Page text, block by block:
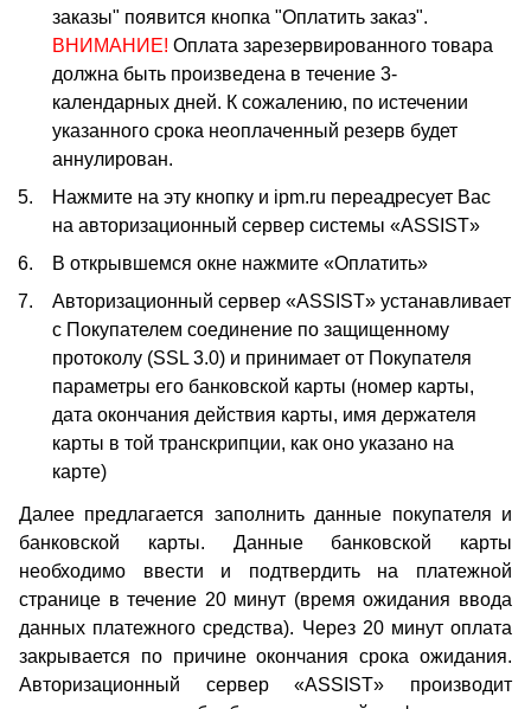
заказы" появится кнопка "Оплатить заказ".
ВНИМАНИЕ! Оплата зарезервированного товара
должна быть произведена в течение 3-
календарных дней. К сожалению, по истечении
указанного срока неоплаченный резерв будет
аннулирован.
Нажмите на эту кнопку и ipm.ru переадресует Вас
на авторизационный сервер системы «ASSIST»
В открывшемся окне нажмите «Оплатить»
Авторизационный сервер «ASSIST» устанавливает
с Покупателем соединение по защищенному
протоколу (SSL 3.0) и принимает от Покупателя
параметры его банковской карты (номер карты,
дата окончания действия карты, имя держателя
карты в той транскрипции, как оно указано на
карте)
Далее предлагается заполнить данные покупателя и
банковской карты. Данные банковской карты
необходимо ввести и подтвердить на платежной
странице в течение 20 минут (время ожидания ввода
данных платежного средства). Через 20 минут оплата
закрывается по причине окончания срока ожидания.
Авторизационный сервер «ASSIST» производит